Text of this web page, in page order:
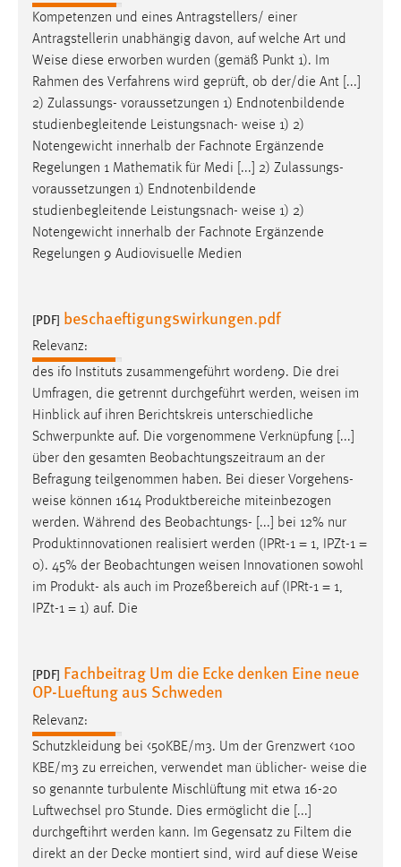
Kompetenzen und eines Antragstellers/ einer
Antragstellerin unabhängig davon, auf welche Art und
Weise diese erworben wurden (gemäß Punkt 1). Im
Rahmen des Verfahrens wird geprüft, ob der/die Ant [...]
2) Zulassungs- voraussetzungen 1) Endnotenbildende
studienbegleitende Leistungsnach- weise 1) 2)
Notengewicht innerhalb der Fachnote Ergänzende
Regelungen 1 Mathematik für Medi [...] 2) Zulassungs-
voraussetzungen 1) Endnotenbildende
studienbegleitende Leistungsnach- weise 1) 2)
Notengewicht innerhalb der Fachnote Ergänzende
Regelungen 9 Audiovisuelle Medien
[PDF] beschaeftigungswirkungen.pdf
Relevanz:
des ifo Instituts zusammengeführt worden9. Die drei
Umfragen, die getrennt durchgeführt werden, weisen im
Hinblick auf ihren Berichtskreis unterschiedliche
Schwerpunkte auf. Die vorgenommene Verknüpfung [...]
über den gesamten Beobachtungszeitraum an der
Befragung teilgenommen haben. Bei dieser Vorgehens-
weise können 1614 Produktbereiche miteinbezogen
werden. Während des Beobachtungs- [...] bei 12% nur
Produktinnovationen realisiert werden (IPRt-1 = 1, IPZt-1 =
0). 45% der Beobachtungen weisen Innovationen sowohl
im Produkt- als auch im Prozeßbereich auf (IPRt-1 = 1,
IPZt-1 = 1) auf. Die
[PDF] Fachbeitrag Um die Ecke denken Eine neue
OP-Lueftung aus Schweden
Relevanz:
Schutzkleidung bei <50KBE/m3. Um der Grenzwert <100
KBE/m3 zu erreichen, verwendet man üblicher- weise die
so genannte turbulente Mischlüftung mit etwa 16-20
Luftwechsel pro Stunde. Dies ermöglicht die [...]
durchgeftihrt werden kann. Im Gegensatz zu Filtem die
direkt an der Decke montiert sind, wird auf diese Weise
Conversion-Tracking
Cookie Laufzeit:
Facebook Pixel
_fbp
Anbieter:
Facebook
Zweck:
Cookie Laufzeit:
EXTERNE MEDIEN
Um Inhalte von Videoplattformen und Social Media
Plattformen anzeigen zu können, werden von diesen
externen Medien Cookies gesetzt.
YouTube
Vimeo